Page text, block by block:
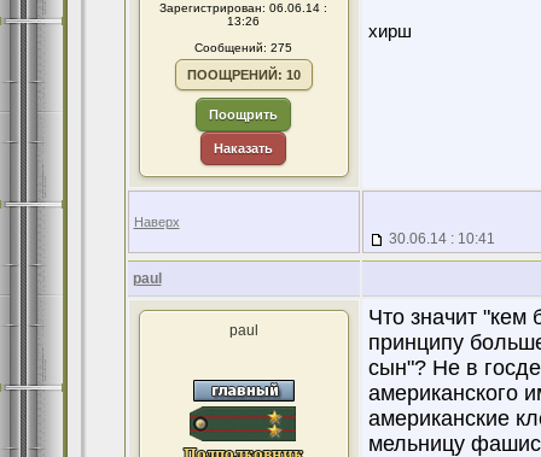
Зарегистрирован: 06.06.14 :
13:26
Сообщений: 275
ПООЩРЕНИЙ: 10
Поощрить
Наказать
хирш
Наверх
30.06.14 : 10:41
paul
paul
Что значит
принципу
сын"? Не в
американского
американские
мельницу